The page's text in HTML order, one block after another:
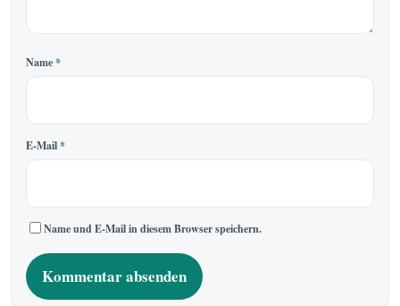
Name*
E-Mail*
Name und E-Mail in diesem Browser speichern.